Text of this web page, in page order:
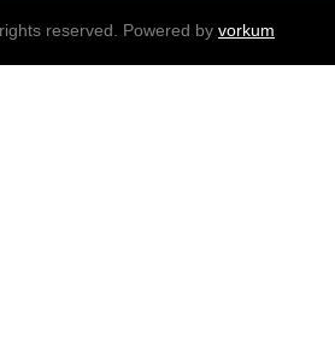
reserved. Powered by vorkum